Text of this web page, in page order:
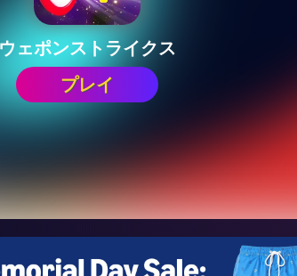
ウェポンストライクス
プレイ